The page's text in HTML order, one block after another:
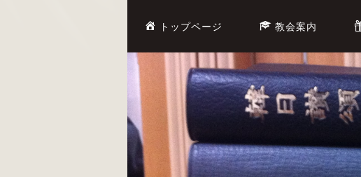
トップページ 教会案内